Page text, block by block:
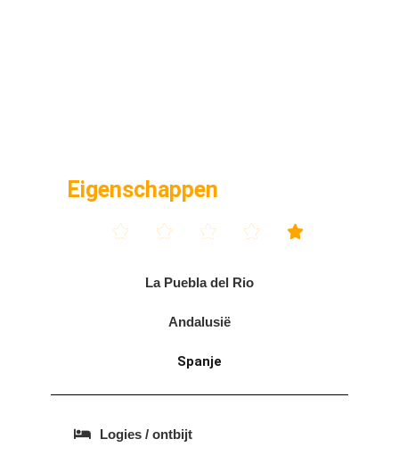
Eigenschappen
    
La Puebla del Rio
Andalusië
Spanje
Logies / ontbijt